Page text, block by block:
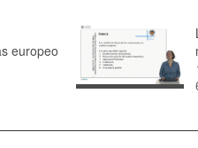
europeo